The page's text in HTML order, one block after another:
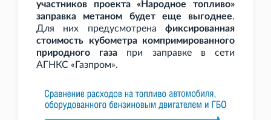
участников проекта «Народное топливо»
заправка метаном будет еще выгоднее.
Для них предусмотрена фиксированная
стоимость кубометра компримированного
природного газа при заправке в сети
АГНКС «Газпром».